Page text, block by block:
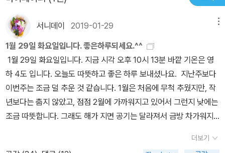
서니데이 2019-01-29
1월 29일 화요일입니다. 좋은하루되세요.^^
1월 29일 화요일입니다. 지금 시각 오후 10시 13분 바깥 기온은 영
하 4도 입니다. 오늘도 따뜻하고 좋은 하루 보내셨나요. 지난주보다
이번주는 조금 덜 추운 것 같습니다. 1월은 처음에 무척 추웠지만, 작
년보다는 춥지 않았고, 점점 2월에 가까워지고 있어서 그런지 낮에는
조금 따뜻합니다. 그래도 해가 지면 공기는 달라져서 금방 차가워지
깐 나갔다 돌아오는데, 공기가 차가워서 손이 달달 떨리더라구요.^
더보기